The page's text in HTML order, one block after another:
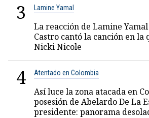
3 Lamine Yamal
La reacción de Lamine
Castro cantó la canción en la
Nicki Nicole
4 Atentado en Colombia
Así luce la zona atacada en
posesión de Abelardo De La
presidente: panorama